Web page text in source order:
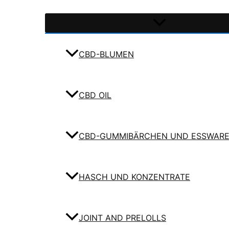
CBD-BLUMEN
CBD OIL
CBD-GUMMIBÄRCHEN UND
HASCH UND KONZENTRATE
JOINT AND PRELOLLS